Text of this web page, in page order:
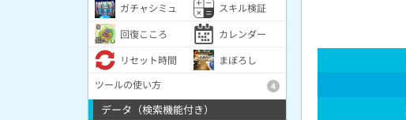
ガチャシミュ
スキル検証
回復こころ
カレンダー
リセット時間
まぼろし
ツールの使い方
4
データ（検索機能付き）